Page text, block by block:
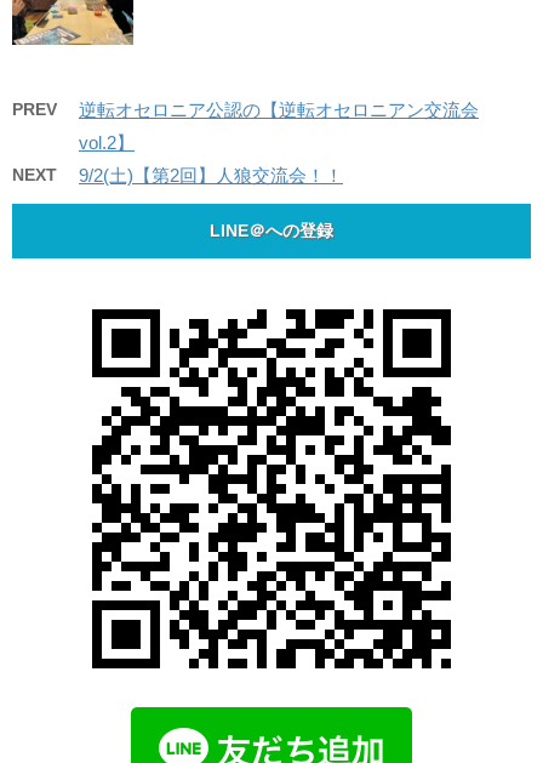
PREV
逆転オセロニア公認の【逆転オセロニアン交流会
vol.2】
NEXT 9/2(土)【第2回】人狼交流会！！
LINE＠への登録